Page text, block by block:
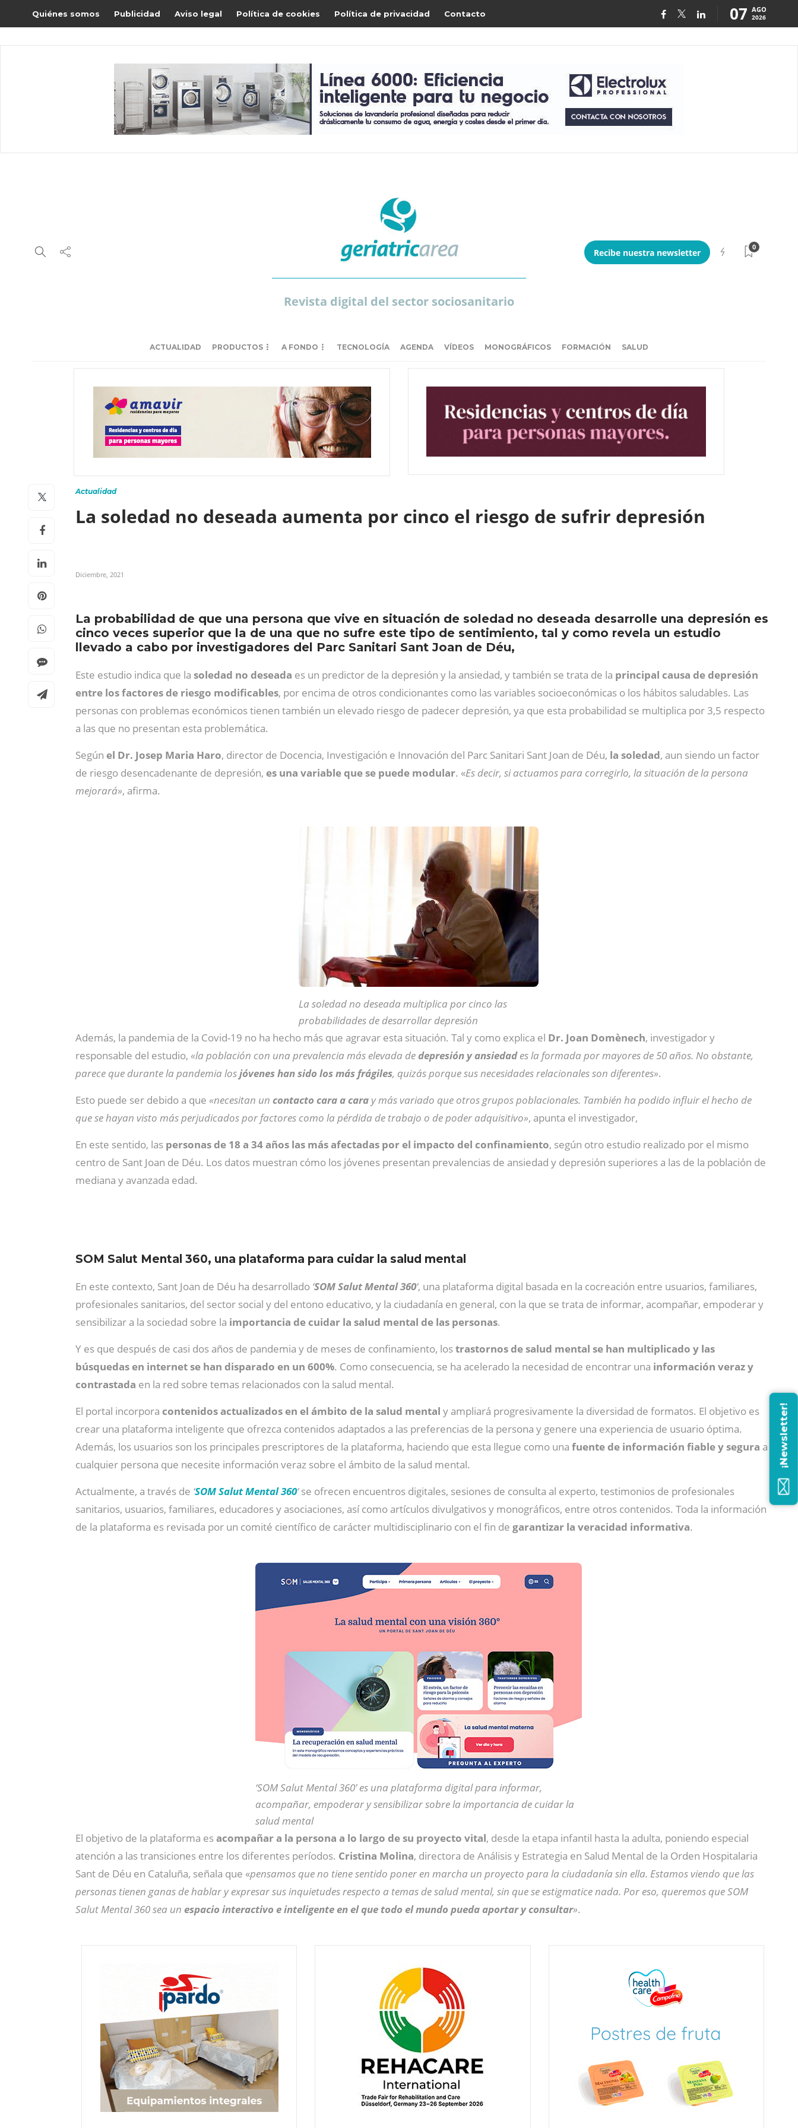
Quiénes somos Publicidad Aviso legal Política de cookies Política de privacidad Contacto 07 AGO
2026
Revista digital del sector sociosanitario
Recibe nuestra newsletter
0
ACTUALIDAD PRODUCTOS A FONDO TECNOLOGÍA AGENDA VÍDEOS MONOGRÁFICOS FORMACIÓN SALUD
Actualidad
La soledad no deseada aumenta por cinco el riesgo de sufrir depresión
Diciembre, 2021
La probabilidad de que una persona que vive en situación de soledad no deseada desarrolle una depresión es
cinco veces superior que la de una que no sufre este tipo de sentimiento, tal y como revela un estudio
llevado a cabo por investigadores del Parc Sanitari Sant Joan de Déu,
Este estudio indica que la soledad no deseada es un predictor de la depresión y la ansiedad, y también se trata de la principal causa de depresión
entre los factores de riesgo modificables, por encima de otros condicionantes como las variables socioeconómicas o los hábitos saludables. Las
personas con problemas económicos tienen también un elevado riesgo de padecer depresión, ya que esta probabilidad se multiplica por 3,5 respecto
a las que no presentan esta problemática.
Según el Dr. Josep Maria Haro, director de Docencia, Investigación e Innovación del Parc Sanitari Sant Joan de Déu, la soledad, aun siendo un factor
de riesgo desencadenante de depresión, es una variable que se puede modular. «Es decir, si actuamos para corregirlo, la situación de la persona
mejorará», afirma.
La soledad no deseada multiplica por cinco las
probabilidades de desarrollar depresión
Además, la pandemia de la Covid-19 no ha hecho más que agravar esta situación. Tal y como explica el Dr. Joan Domènech, investigador y
responsable del estudio, «la población con una prevalencia más elevada dedepresión y ansiedades la formada por mayores de 50 años. No obstante,
parece que durante la pandemia losjóvenes han sido los más frágiles, quizás porque sus necesidades relacionales son diferentes».
Esto puede ser debido a que «necesitan un contacto cara a cara y más variado que otros grupos poblacionales. También ha podido influir el hecho de
que se hayan visto más perjudicados por factores como la pérdida de trabajo o de poder adquisitivo», apunta el investigador,
En este sentido, las personas de 18 a 34 años las más afectadas por el impacto del confinamiento, según otro estudio realizado por el mismo
centro de Sant Joan de Déu. Los datos muestran cómo los jóvenes presentan prevalencias de ansiedad y depresión superiores a las de la población de
mediana y avanzada edad.
SOM Salut Mental 360, una plataforma para cuidar la salud mental
En este contexto, Sant Joan de Déu ha desarrollado ‘SOM Salut Mental 360‘, una plataforma digital basada en la cocreación entre usuarios, familiares,
profesionales sanitarios, del sector social y del entono educativo, y la ciudadanía en general, con la que se trata de informar, acompañar, empoderar y
sensibilizar a la sociedad sobre la importancia de cuidar la salud mental de las personas.
Y es que después de casi dos años de pandemia y de meses de confinamiento, lostrastornos de salud mental se han multiplicado y las
búsquedas en internet se han disparado en un 600%. Como consecuencia, se ha acelerado la necesidad de encontrar una información veraz y
contrastada en la red sobre temas relacionados con la salud mental.
El portal incorpora contenidos actualizados en el ámbito de la salud mental y ampliará progresivamente la diversidad de formatos. El objetivo es
crear una plataforma inteligente que ofrezca contenidos adaptados a las preferencias de la persona y genere una experiencia de usuario óptima.
Además, los usuarios son los principales prescriptores de la plataforma, haciendo que esta llegue como una fuente de información fiable y segura a
cualquier persona que necesite información veraz sobre el ámbito de la salud mental.
Actualmente, a través de ‘SOM Salut Mental 360‘se ofrecen encuentros digitales, sesiones de consulta al experto, testimonios de profesionales
sanitarios, usuarios, familiares, educadores y asociaciones, así como artículos divulgativos y monográficos, entre otros contenidos. Toda la información
de la plataforma es revisada por un comité científico de carácter multidisciplinario con el fin de garantizar la veracidad informativa.
‘SOM Salut Mental 360’ es una plataforma digital para informar,
acompañar, empoderar y sensibilizar sobre la importancia de cuidar la
salud mental
El objetivo de la plataforma esacompañar a la persona a lo largo de su proyecto vital, desde la etapa infantil hasta la adulta, poniendo especial
atención a las transiciones entre los diferentes períodos. Cristina Molina, directora de Análisis y Estrategia en Salud Mental de la Orden Hospitalaria
Sant de Déu en Cataluña, señala que «pensamos que no tiene sentido poner en marcha un proyecto para la ciudadanía sin ella. Estamos viendo que las
personas tienen ganas de hablar y expresar sus inquietudes respecto a temas de salud mental, sin que se estigmatice nada. Por eso, queremos que SOM
Salut Mental 360 sea un espacio interactivo e inteligente en el que todo el mundo pueda aportar y consultar».
¡Newsletter!